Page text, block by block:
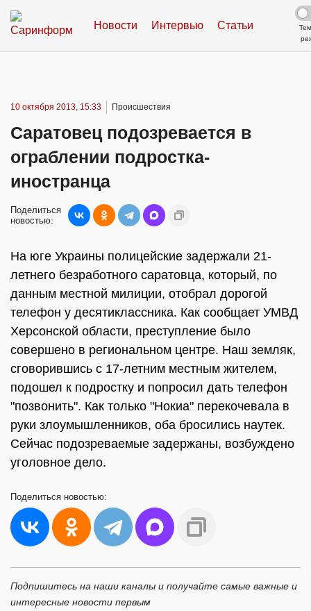
Новости Интервью Статьи
10 октября 2013, 15:33 Происшествия
Саратовец подозревается в
ограблении подростка-
иностранца
Поделиться
новостью:
На юге Украины полицейские задержали 21-
летнего безработного саратовца, который, по
данным местной милиции, отобрал дорогой
телефон у десятиклассника. Как сообщает УМВД
Херсонской области, преступление было
совершено в региональном центре. Наш земляк,
сговорившись с 17-летним местным жителем,
подошел к подростку и попросил дать телефон
"позвонить". Как только "Нокиа" перекочевала в
руки злоумышленников, оба бросились наутек.
Сейчас подозреваемые задержаны, возбуждено
уголовное дело.
Поделиться новостью:
Подпишитесь на наши каналы и получайте самые важные и
интересные новости первым